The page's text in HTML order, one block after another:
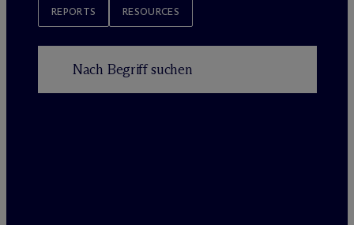
REPORTS RESOURCES